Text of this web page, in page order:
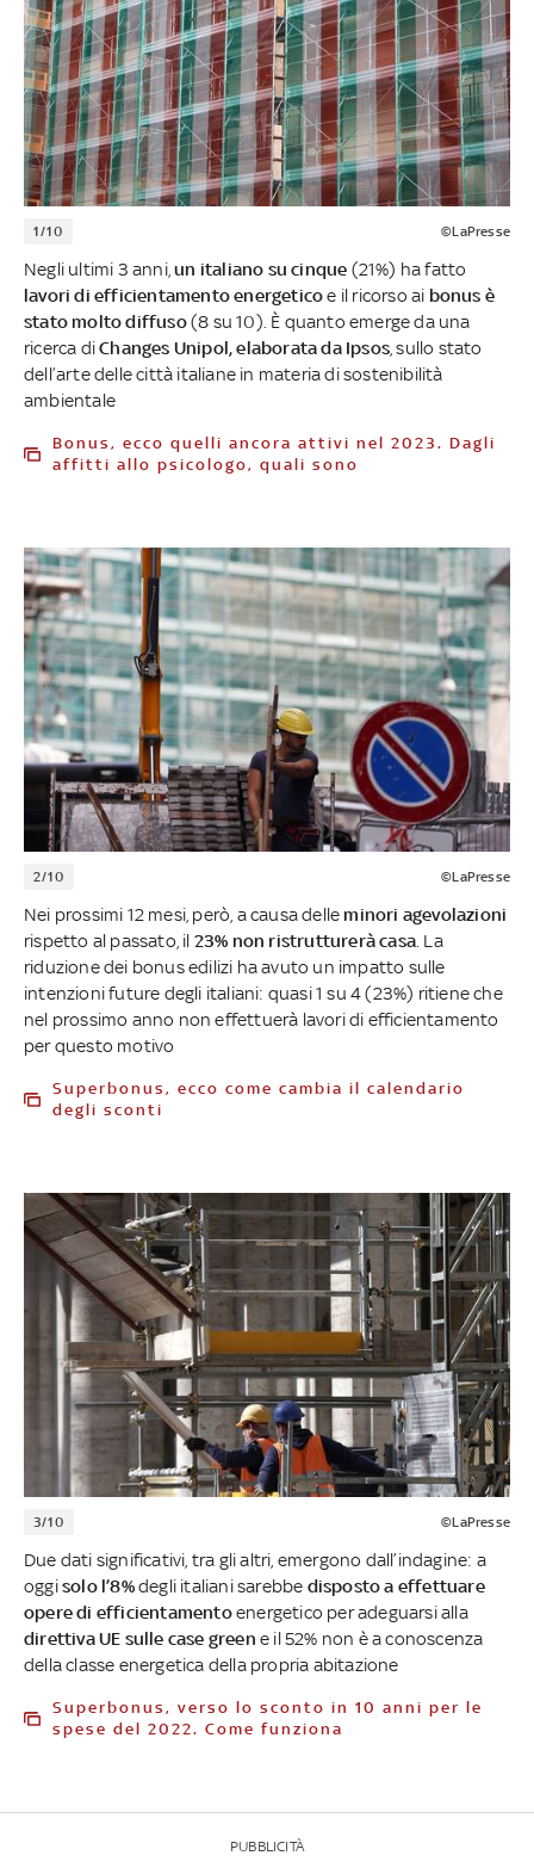
1/10 ©LaPresse
Negli ultimi 3 anni,un italiano su cinque (21%) ha fatto
lavori di efficientamento energeticoe il ricorso ai bonus è
stato molto diffuso(8 su 10). È quanto emerge da una
ricerca diChanges Unipol, elaborata da Ipsos , sullo stato
dell’arte delle città italiane in materia di sostenibilità
ambientale
Bonus, ecco quelli ancora attivi nel 2023. Dagli
affitti allo psicologo, quali sono
2/10 ©LaPresse
Nei prossimi 12 mesi, però, a causa delle minori agevolazioni
rispetto al passato, il 23% non ristrutturerà casa . La
riduzione dei bonus edilizi ha avuto un impatto sulle
intenzioni future degli italiani: quasi 1 su 4 (23%) ritiene che
nel prossimo anno non effettuerà lavori di efficientamento
per questo motivo
Superbonus, ecco come cambia il calendario
degli sconti
3/10 ©LaPresse
Due dati significativi, tra gli altri, emergono dall’indagine: a
oggisolo l’8%degli italiani sarebbe disposto a effettuare
opere di efficientamentoenergetico per adeguarsi alla
direttiva UE sulle case green e il 52% non è a conoscenza
della classe energetica della propria abitazione
Superbonus, verso lo sconto in 10 anni per le
spese del 2022. Come funziona
PUBBLICITÀ